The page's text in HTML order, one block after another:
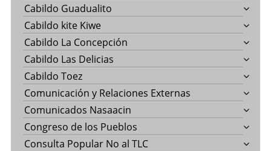
Cabildo Guadualito
Cabildo kite Kiwe
Cabildo La Concepción
Cabildo Las Delicias
Cabildo Toez
Comunicación y Relaciones Externas
Comunicados Nasaacin
Congreso de los Pueblos
Consulta Popular No al TLC